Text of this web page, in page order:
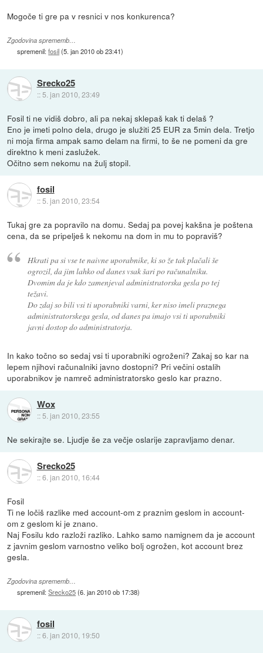
Mogoče ti gre pa v resnici v nos konkurenca?
Zgodovina sprememb…
spremenil:fosil(5. jan 2010 ob 23:41)
Srecko25
:: 5. jan 2010, 23:49
Fosil ti ne vidiš dobro, ali pa nekaj sklepaš kak ti delaš ?
Eno je imeti polno dela, drugo je služiti 25 EUR za 5min dela. Tretjo
ni moja firma ampak samo delam na firmi, to še ne pomeni da gre
direktno k meni zaslužek.
Očitno sem nekomu na žulj stopil.
fosil
::5. jan 2010, 23:54
Tukaj gre za popravilo na domu. Sedaj pa povej kakšna je poštena
cena, da se pripelješ k nekomu na dom in mu to popraviš?
Hkrati pa si vse te naivne uporabnike, ki so že tak plačali še
ogrozil, da jim lahko od danes vsak šari po računalniku.
Dvomim da je kdo zamenjeval administratorska gesla po tej
težavi.
Do zdaj so bili vsi ti uporabniki varni, ker niso imeli praznega
administratorskega gesla, od danes pa imajo vsi ti uporabniki
javni dostop do administratorja.
In kako točno so sedaj vsi ti uporabniki ogroženi? Zakaj so kar na
lepem njihovi računalniki javno dostopni? Pri večini ostalih
uporabnikov je namreč administratorsko geslo kar prazno.
Wox
:: 5. jan 2010, 23:55
Ne sekirajte se. Ljudje še za večje oslarije zapravljamo denar.
Srecko25
::6. jan 2010, 16:44
Fosil
Ti ne ločiš razlike med account-om z praznim geslom in account-
om z geslom ki je znano.
Naj Fosilu kdo razloži razliko. Lahko samo namignem da je account
z javnim geslom varnostno veliko bolj ogrožen, kot account brez
gesla.
Zgodovina sprememb…
spremenil:Srecko25(6. jan 2010 ob 17:38)
fosil
::6. jan 2010, 19:50